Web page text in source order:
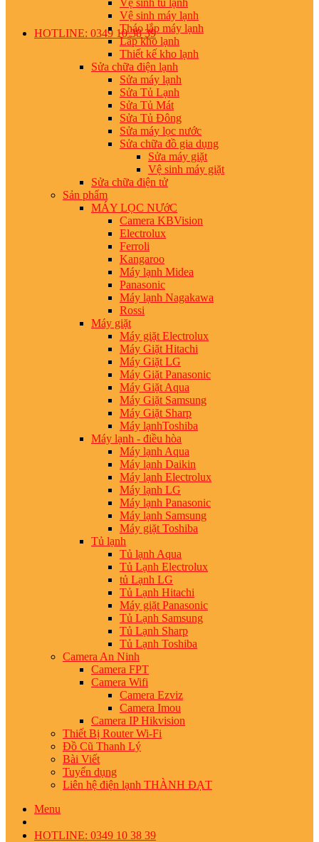
HOTLINE: 0349 10 38 39
Vệ sinh tủ lạnh
Vệ sinh máy lạnh
Tháo lắp máy lạnh
Lắp kho lạnh
Thiết kế kho lạnh
Sửa chữa điện lạnh
Sửa máy lạnh
Sửa Tủ Lạnh
Sửa Tủ Mát
Sửa Tủ Đông
Sửa máy lọc nước
Sửa chữa đồ gia dụng
Sửa máy giặt
Vệ sinh máy giặt
Sửa chữa điện tử
Sản phẩm
MÁY LỌC NƯớC
Camera KBVision
Electrolux
Ferroli
Kangaroo
Máy lạnh Midea
Panasonic
Máy lạnh Nagakawa
Rossi
Máy giặt
Máy giặt Electrolux
Máy Giặt Hitachi
Máy Giặt LG
Máy Giặt Panasonic
Máy Giặt Aqua
Máy Giặt Samsung
Máy Giặt Sharp
Máy lạnhToshiba
Máy lạnh - điều hòa
Máy lạnh Aqua
Máy lạnh Daikin
Máy lạnh Electrolux
Máy lạnh LG
Máy lạnh Panasonic
Máy lạnh Samsung
Máy giặt Toshiba
Tủ lạnh
Tủ lạnh Aqua
Tủ Lạnh Electrolux
tủ Lạnh LG
Tủ Lạnh Hitachi
Máy giặt Panasonic
Tủ Lạnh Samsung
Tủ Lạnh Sharp
Tủ Lạnh Toshiba
Camera An Ninh
Camera FPT
Camera Wifi
Camera Ezviz
Camera Imou
Camera IP Hikvision
Thiết Bị Router Wi-Fi
Đồ Cũ Thanh Lý
Bài Viết
Tuyển dụng
Liên hệ điện lạnh THÀNH ĐẠT
Menu
HOTLINE: 0349 10 38 39